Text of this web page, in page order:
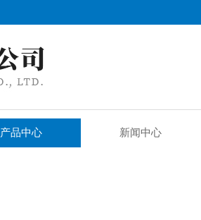
产品中心 新闻中心